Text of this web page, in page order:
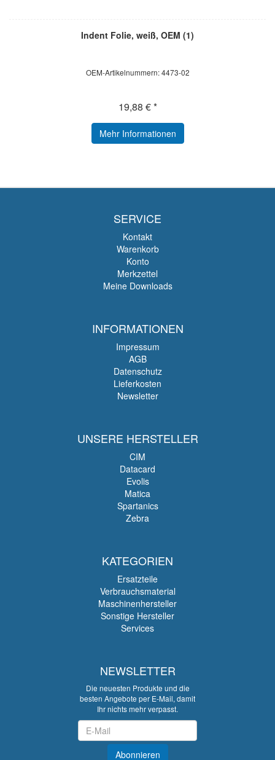
Indent Folie, weiß, OEM (1)
OEM-Artikelnummern: 4473-02
19,88 € *
Mehr Informationen
SERVICE
Kontakt
Warenkorb
Konto
Merkzettel
Meine Downloads
INFORMATIONEN
Impressum
AGB
Datenschutz
Lieferkosten
Newsletter
UNSERE HERSTELLER
CIM
Datacard
Evolis
Matica
Spartanics
Zebra
KATEGORIEN
Ersatzteile
Verbrauchsmaterial
Maschinenhersteller
Sonstige Hersteller
Services
NEWSLETTER
Die neuesten Produkte und die
besten Angebote per E-Mail, damit
Ihr nichts mehr verpasst.
Abonnieren